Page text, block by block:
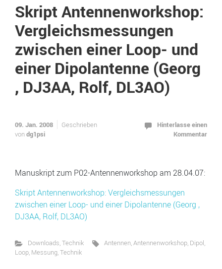
Skript Antennenworkshop:
Vergleichsmessungen
zwischen einer Loop- und
einer Dipolantenne (Georg
, DJ3AA, Rolf, DL3AO)
09. Jan. 2008
Geschrieben
vondg1psi
Hinterlasse einen
Kommentar
Manuskript zum P02-Antennenworkshop am 28.04.07:
Skript Antennenworkshop: Vergleichsmessungen
zwischen einer Loop- und einer Dipolantenne (Georg ,
DJ3AA, Rolf, DL3AO)
Downloads,Technik Antennen,Antennenworkshop, Dipol,
Loop, Messung,Technik